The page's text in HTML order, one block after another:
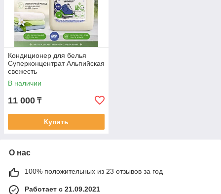
Кондиционер для белья
Суперконцентрат Альпийская
свежесть
В наличии
11 000 ₸
Купить
О нас
100% положительных из 23 отзывов за год
Работает с 21.09.2021